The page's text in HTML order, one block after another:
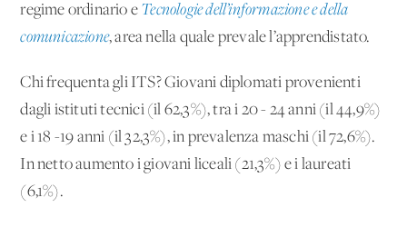
regime ordinario e Tecnologie dell’informazione e della
comunicazione, area nella quale prevale l’apprendistato.
Chi frequenta gli ITS? Giovani diplomati provenienti
dagli istituti tecnici (il 62,3%), tra i 20 - 24 anni (il 44,9%)
e i 18 -19 anni (il 32,3%), in prevalenza maschi (il 72,6%).
In netto aumento i giovani liceali (21,3%) e i laureati
(6,1%).